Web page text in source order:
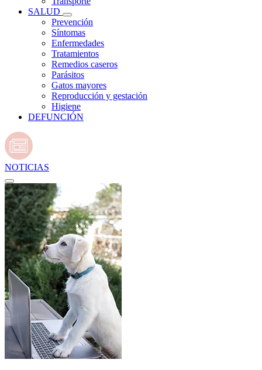
SALUD
Prevención
Síntomas
Enfermedades
Tratamientos
Remedios caseros
Parásitos
Gatos mayores
Reproducción y gestación
Higiene
DEFUNCIÓN
NOTICIAS